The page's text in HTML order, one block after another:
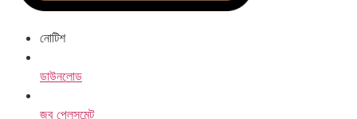
নোটিশ
ডাউনলোড
জব প্লেসমেন্ট